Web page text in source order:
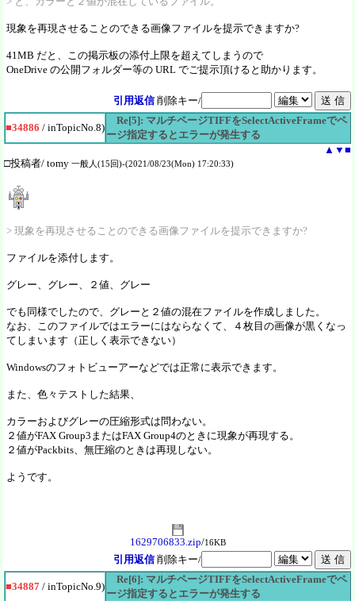
現象を再現させることのできる画像ファイルを提示できますか?
41MB だと、この掲示板の添付上限を超えてしまうので
OneDrive の公開フォルダー等の URL でご提示頂けると助かります。
引用返信 削除キー/
■34886 / inTopicNo.8)
Re[5]: マルチページTIFFをSelectActiveFrameでペ
ージ指定するとエラーが発生する
▲ ▼ ■
□投稿者/ tomy 一般人(15回)-(2021/08/23(Mon) 17:20:33)
> 現象を再現させることのできる画像ファイルを提示できますか?
ファイルを添付します。
グレー、グレー、２値、グレー
でも同様でしたので、グレーと２値の混在ファイルを作成しました。
なお、このファイルではエラーにはならなくて、４枚目の画像が黒くなっ
てしまいます（正しく表示できない）
Windowsのフォトビューアーなどでは正常に表示できます。
また、色々テストした結果、
カラーおよびグレーの圧縮形式は問わない。
２値がFAX Group3またはFAX Group4のときに現象が再現する。
２値がPackbits、無圧縮のときは再現しない。
ようです。
1629706833.zip/16KB
引用返信 削除キー/
■34887 / inTopicNo.9)
Re[6]: マルチページTIFFをSelectActiveFrameでペ
ージ指定するとエラーが発生する